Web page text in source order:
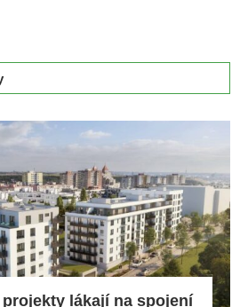
lákají na spojení